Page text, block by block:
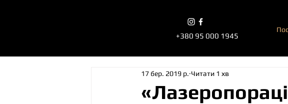
+380 95 000 1945
17 бер. 2019 р. Читати 1 хв